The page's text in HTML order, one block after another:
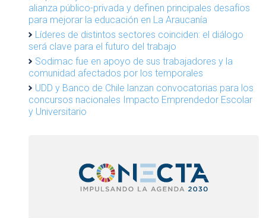
alianza público-privada y definen principales desafíos
para mejorar la educación en La Araucanía
Líderes de distintos sectores coinciden: el diálogo
será clave para el futuro del trabajo
Sodimac fue en apoyo de sus trabajadores y la
comunidad afectados por los temporales
UDD y Banco de Chile lanzan convocatorias para los
concursos nacionales Impacto Emprendedor Escolar
y Universitario